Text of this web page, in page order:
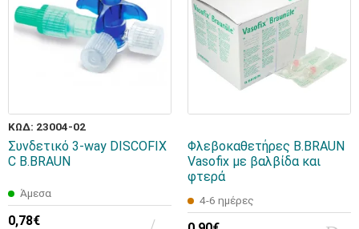
ΚΩΔ: 23004-02
Συνδετικό 3-way DISCOFIX
C B.BRAUN
Άμεσα
0,78€
Φλεβοκαθετήρες B.BRAUN
Vasofix με βαλβίδα και
φτερά
4-6 ημέρες